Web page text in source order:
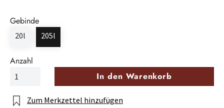
Gebinde
20l 205l
Anzahl
In den Warenkorb
Zum Merkzettel hinzufügen